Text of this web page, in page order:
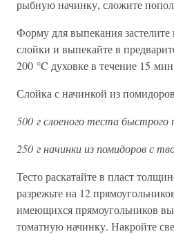
рыбную начинку, сложите
Форму для выпекания
слойки и выпекайте в
200 °C духовке в течение 15
Слойка с начинкой из
500 г слоеного теста быстрого
250 г начинки из помидоров с
Тесто раскатайте в пласт
разрежьте на 12
имеющихся прямоугольников
томатную начинку. Накройте